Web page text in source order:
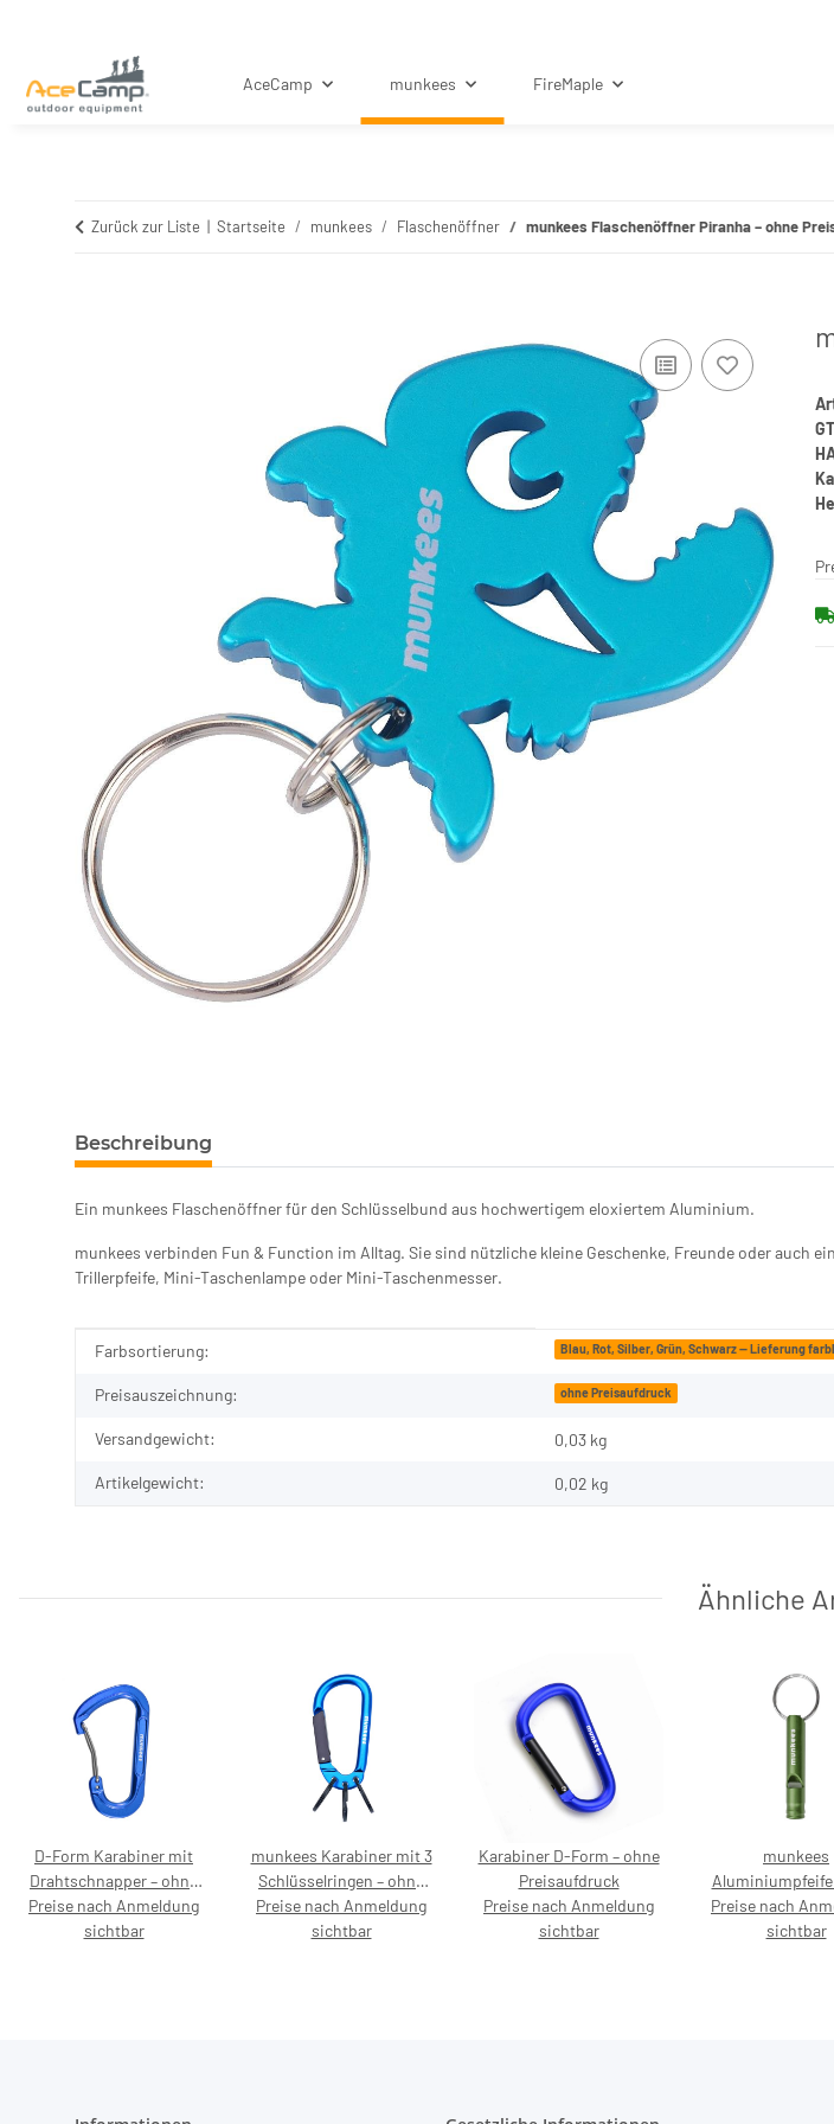
AceCamp munkees FireMaple
Zurück zur Liste Startseite munkees Flaschenöffner munkees Flaschenöffner Piranha – ohne
Beschreibung
Ein munkees Flaschenöffner für den Schlüsselbund aus hochwertigem eloxiertem Aluminium.
munkees verbinden Fun & Function im Alltag. Sie sind nützliche kleine Geschenke, Freunde oder auch
Trillerpfeife, Mini-Taschenlampe oder Mini-Taschenmesser.
Produkteigenschaft
Wert
Farbsortierung: Blau, Rot, Silber, Grün, Schwarz — Lieferung
Preisauszeichnung: ohne Preisaufdruck
Versandgewicht: 0,03 kg
Artikelgewicht: 0,02 kg
Ähnliche
D-Form Karabiner mit
Drahtschnapper – ohne
Preisaufdruck
Preise nach Anmeldung
sichtbar
munkees Karabiner mit 3
Schlüsselringen – ohne
Preisaufdruck
Preise nach Anmeldung
sichtbar
Karabiner D-Form – ohne
Preisaufdruck
Preise nach Anmeldung
sichtbar
munkees
Aluminiumpfeife
ohne
Preise nach
sichtbar